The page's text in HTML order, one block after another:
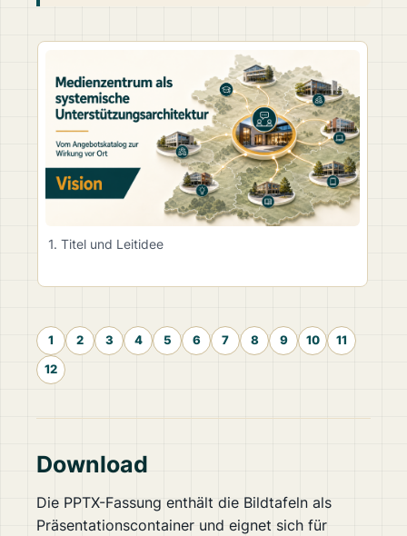
1. Titel und Leitidee
1 2 3 4 5 6 7 8 9 10
11
12
Download
Die PPTX-Fassung enthält die Bildtafeln als
Präsentationscontainer und eignet sich für